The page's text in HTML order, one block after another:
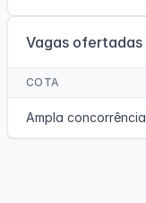
Vagas ofertadas
COTA
Ampla concorrência